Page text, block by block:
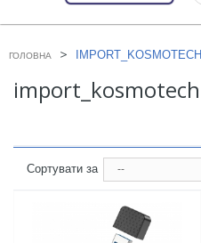
ГОЛОВНА > IMPORT_KOSMOTECH
import_kosmotech
Сортувати за --